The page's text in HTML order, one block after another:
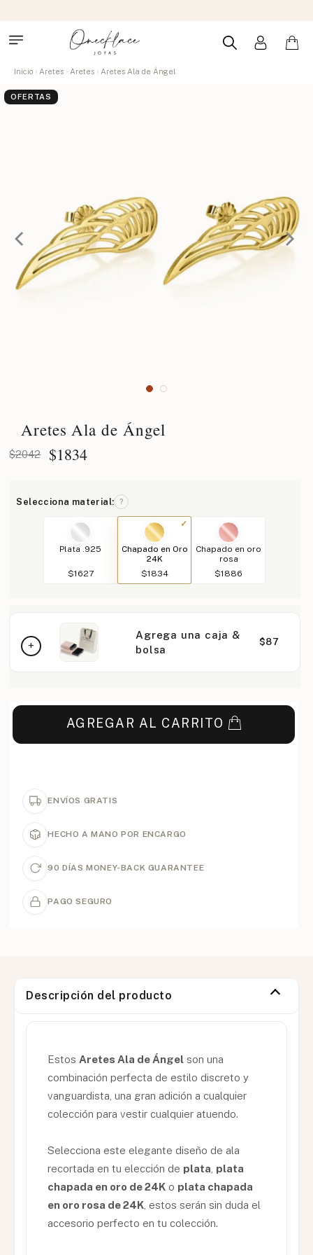
Inicio Aretes Aretes Aretes Ala de Ángel
OFERTAS
Aretes Ala de Ángel
$2042 $1834
Selecciona material: ?
Plata .925
$1627
Chapado en Oro
24K
$1834
Chapado en oro
rosa
$1886
Agrega una caja &
bolsa
$87
AGREGAR AL CARRITO
ENVÍOS GRATIS
HECHO A MANO POR ENCARGO
90 DÍAS MONEY-BACK GUARANTEE
PAGO SEGURO
Descripción del producto
Estos Aretes Ala de Ángel son una
combinación perfecta de estilo discreto y
vanguardista, una gran adición a cualquier
colección para vestir cualquier atuendo.
Selecciona este elegante diseño de ala
recortada en tu elección de plata plata
chapada en oro de 24K o plata chapada
en oro rosa de 24K , estos serán sin duda el
accesorio perfecto en tu colección.